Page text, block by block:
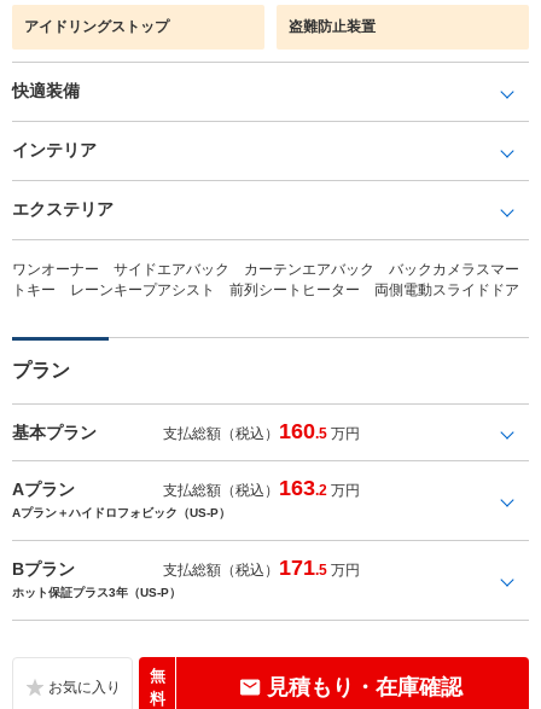
アイドリングストップ 盗難防止装置
快適装備
インテリア
エクステリア
ワンオーナー サイドエアバック カーテンエアバック バックカメラスマー
トキー レーンキープアシスト 前列シートヒーター 両側電動スライドドア
プラン
基本プラン 支払総額（税込） 160.5 万円
Aプラン 支払総額（税込） 163.2 万円
Aプラン＋ハイドロフォビック（US-P）
Bプラン 支払総額（税込） 171.5 万円
ホット保証プラス3年（US-P）
無
料
見積もり・在庫確認